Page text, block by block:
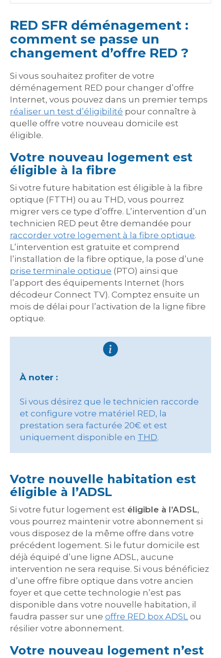
RED SFR déménagement :
comment se passe un
changement d’offre RED ?
Si vous souhaitez profiter de votre
déménagement RED pour changer d’offre
Internet, vous pouvez dans un premier temps
réaliser un test d’éligibilité pour connaître à
quelle offre votre nouveau domicile est
éligible.
Votre nouveau logement est
éligible à la fibre
Si votre future habitation est éligible à la fibre
optique (FTTH) ou au THD, vous pourrez
migrer vers ce type d’offre. L’intervention d’un
technicien RED peut être demandée pour
raccorder votre logement à la fibre optique.
L’intervention est gratuite et comprend
l’installation de la fibre optique, la pose d’une
prise terminale optique (PTO) ainsi que
l’apport des équipements Internet (hors
décodeur Connect TV). Comptez ensuite un
mois de délai pour l’activation de la ligne fibre
optique.
À noter :
Si vous désirez que le technicien raccorde
et configure votre matériel RED, la
prestation sera facturée 20€ et est
uniquement disponible en THD.
Votre nouvelle habitation est
éligible à l’ADSL
Si votre futur logement est éligible à l’ADSL,
vous pourrez maintenir votre abonnement si
vous disposez de la même offre dans votre
précédent logement. Si le futur domicile est
déjà équipé d’une ligne ADSL, aucune
intervention ne sera requise. Si vous bénéficiez
d’une offre fibre optique dans votre ancien
foyer et que cette technologie n’est pas
disponible dans votre nouvelle habitation, il
faudra passer sur une offre RED box ADSL ou
résilier votre abonnement.
Votre nouveau logement n’est